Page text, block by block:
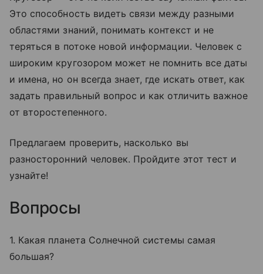
Это способность видеть связи между разными
областями знаний, понимать контекст и не
теряться в потоке новой информации. Человек с
широким кругозором может не помнить все даты
и имена, но он всегда знает, где искать ответ, как
задать правильный вопрос и как отличить важное
от второстепенного.
Предлагаем проверить, насколько вы
разносторонний человек. Пройдите этот тест и
узнайте!
Вопросы
1. Какая планета Солнечной системы самая
большая?